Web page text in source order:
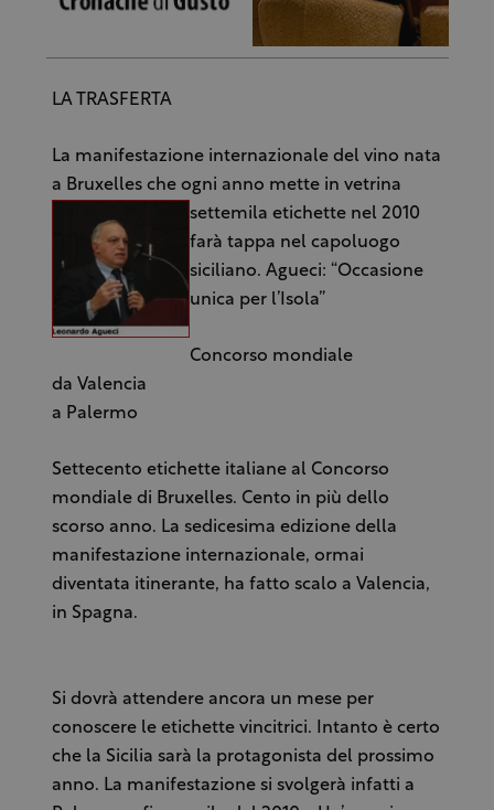
LA TRASFERTA
La manifestazione internazionale del vino nata
a Bruxelles che ogni anno mette in vetrina
settemila etichette nel 2010
farà tappa nel capoluogo
siciliano. Agueci: “Occasione
unica per l’Isola”
Concorso mondiale
da Valencia
a Palermo
Settecento etichette italiane al Concorso
mondiale di Bruxelles. Cento in più dello
scorso anno. La sedicesima edizione della
manifestazione internazionale, ormai
diventata itinerante, ha fatto scalo a Valencia,
in Spagna.
Si dovrà attendere ancora un mese per
conoscere le etichette vincitrici. Intanto è certo
che la Sicilia sarà la protagonista del prossimo
anno. La manifestazione si svolgerà infatti a